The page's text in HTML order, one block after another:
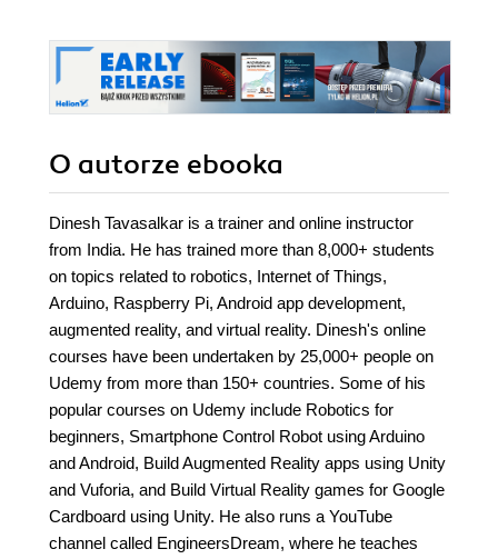
O autorze ebooka
Dinesh Tavasalkar is a trainer and online instructor
from India. He has trained more than 8,000+ students
on topics related to robotics, Internet of Things,
Arduino, Raspberry Pi, Android app development,
augmented reality, and virtual reality. Dinesh's online
courses have been undertaken by 25,000+ people on
Udemy from more than 150+ countries. Some of his
popular courses on Udemy include Robotics for
beginners, Smartphone Control Robot using Arduino
and Android, Build Augmented Reality apps using Unity
and Vuforia, and Build Virtual Reality games for Google
Cardboard using Unity. He also runs a YouTube
channel called EngineersDream, where he teaches